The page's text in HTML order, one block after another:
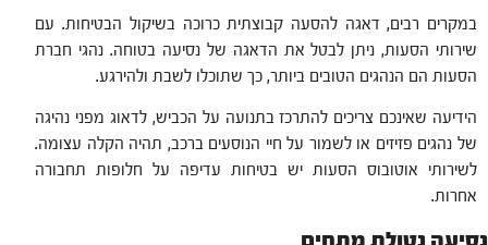
במקרים רבים, דאגה להסעה קבוצתית כרוכה בשיקול הבטיחות. עם
שירותי הסעות, ניתן לבטל את הדאגה של נסיעה בטוחה. נהגי חברת
הסעות הם הנהגים הטובים ביותר, כך שתוכלו לשבת ולהירגע.
הידיעה שאינכם צריכים להתרכז בתנועה על הכביש, לדאוג מפני נהיגה
של נהגים פזיזים או לשמור על חיי הנוסעים ברכב, תהיה הקלה עצומה.
לשירותי אוטובוס הסעות יש בטיחות עדיפה על חלופות תחבורה
אחרות.